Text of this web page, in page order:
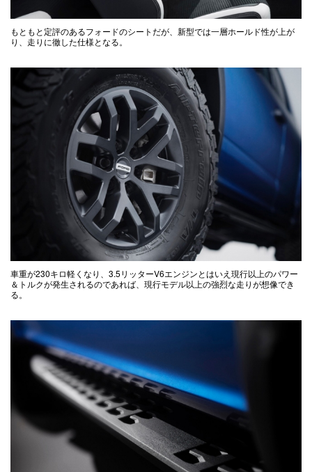
もともと定評のあるフォードのシートだが、新型では一層ホールド性が上が
り、走りに徹した仕様となる。
車重が230キロ軽くなり、3.5リッターV6エンジンとはいえ現行以上のパワー
＆トルクが発生されるのであれば、現行モデル以上の強烈な走りが想像でき
る。